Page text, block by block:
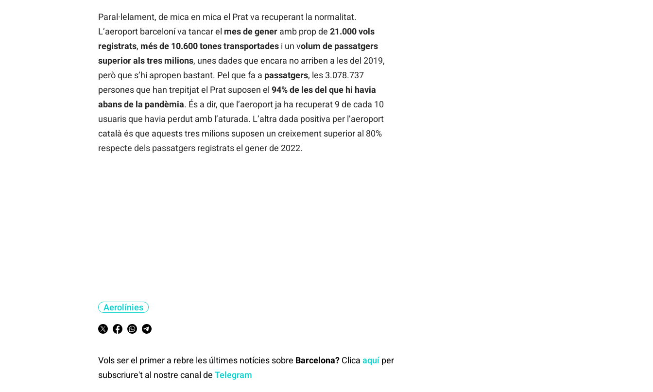
Paral·lelament, de mica en mica el Prat va recuperant la normalitat.
L’aeroport barceloní va tancar el mes de generamb prop de 21.000 vols
registrats, més de 10.600 tones transportadesi un volum de passatgers
superior als tres milions, unes dades que encara no arriben a les del 2019,
però que s’hi apropen bastant. Pel que fa a passatgers, les 3.078.737
persones que han trepitjat el Prat suposen el 94% de les del que hi havia
abans de la pandèmia. És a dir, que l’aeroport ja ha recuperat 9 de cada 10
usuaris que havia perdut amb l’aturada. L’altra dada positiva per l’aeroport
català és que aquests tres milions suposen un creixement superior al 80%
respecte dels passatgers registrats el gener de 2022.
Aerolínies
Vols ser el primer a rebre les últimes notícies sobre Barcelona?Clica aquíper
subscriure't al nostre canal de Telegram